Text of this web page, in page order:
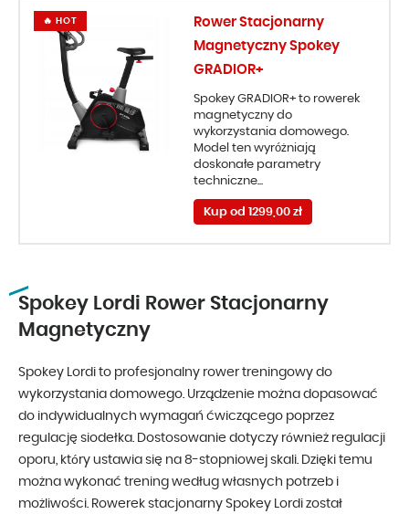
Rower Stacjonarny
Magnetyczny Spokey
GRADIOR+
Spokey GRADIOR+ to rowerek
magnetyczny do
wykorzystania domowego.
Model ten wyróżniają
doskonałe parametry
techniczne...
Kup od 1299,00 zł
🔥 HOT
Spokey Lordi Rower Stacjonarny
Magnetyczny
Spokey Lordi to profesjonalny rower treningowy do
wykorzystania domowego. Urządzenie można dopasować
do indywidualnych wymagań ćwiczącego poprzez
regulację siodełka. Dostosowanie dotyczy również regulacji
oporu, który ustawia się na 8-stopniowej skali. Dzięki temu
można wykonać trening według własnych potrzeb i
możliwości. Rowerek stacjonarny Spokey Lordi został